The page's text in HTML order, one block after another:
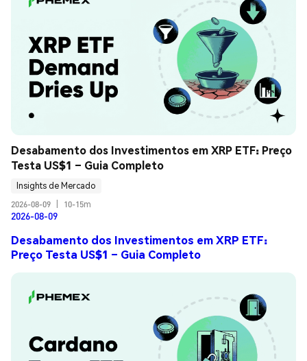
Desabamento dos Investimentos em XRP ETF: Preço
Testa US$1 – Guia Completo
Insights de Mercado
2026-08-09
10-15m
2026-08-09
Desabamento dos Investimentos em XRP ETF:
Preço Testa US$1 – Guia Completo